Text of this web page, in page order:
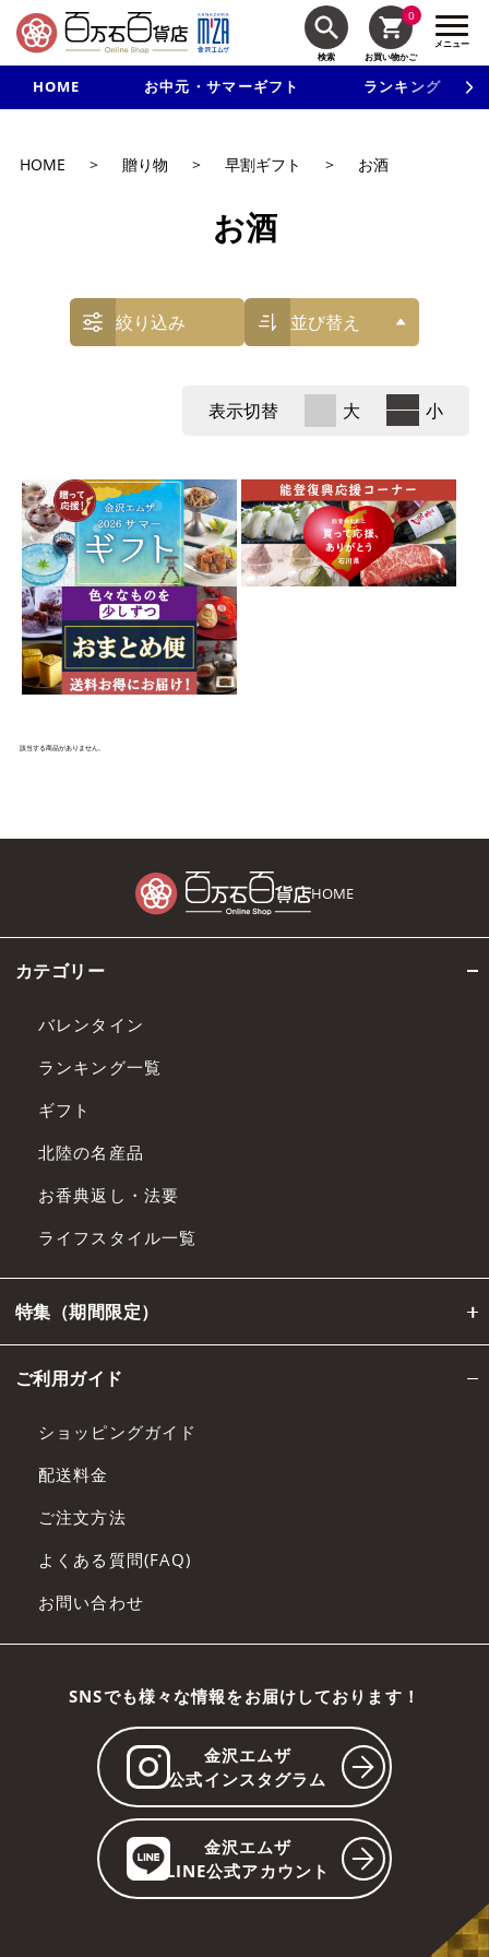
検索
0
お買い物かご
メニュー
HOME お中元・サマーギフト ランキング
新規入会で3千円以上で使える500円クーポンを進呈！
HOME > 贈り物 > 早割ギフト > お酒
お酒
絞り込み 並び替え
表示切替 大 小
該当する商品がありません。
HOME
カテゴリー
バレンタイン
ランキング一覧
ギフト
北陸の名産品
お香典返し・法要
ライフスタイル一覧
特集（期間限定）
ご利用ガイド
ショッピングガイド
配送料金
ご注文方法
よくある質問(FAQ)
お問い合わせ
SNSでも様々な情報をお届けしております！
金沢エムザ
公式インスタグラム
金沢エムザ
LINE公式アカウント